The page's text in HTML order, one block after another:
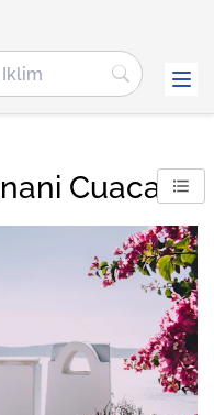
Cuaca